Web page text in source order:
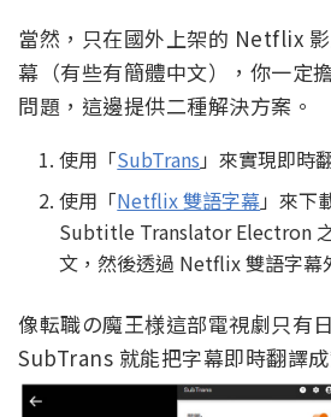
當然，只在國外上架的 Netflix
幕（有些有簡體中文），你一定
問題，這邊提供二種解決方案。
使用「SubTrans 」來實現即時
使用「Netflix 雙語字幕」來下
Subtitle Translator Electron
文，然後透過 Netflix 雙語字幕
像転職の魔王様這部電視劇只有
SubTrans 就能把字幕即時翻譯成